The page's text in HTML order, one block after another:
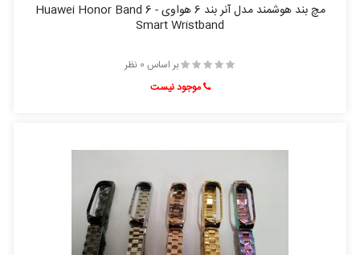
مچ بند هوشمند مدل آنر بند 6 هواوی - Huawei Honor Band 6
Smart Wristband
بر اساس 0 نظر
موجود نیست